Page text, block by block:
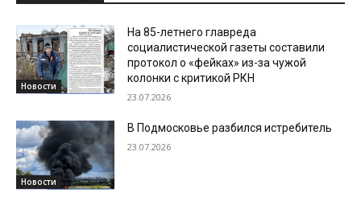
Новости
На 85-летнего главреда
социалистической газеты составили
протокол о «фейках» из-за чужой
колонки с критикой РКН
23.07.2026
Новости
В Подмосковье разбился истребитель
23.07.2026